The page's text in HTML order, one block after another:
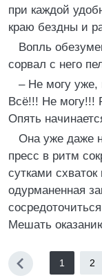
при каждой
краю бездны и
Вопль
сорвал с него
– Не могу уже,
Всё!!! Не могу!!!
Опять
Она уже даже
пресс в ритм
сутками
одурманенная
Мешать
1 2